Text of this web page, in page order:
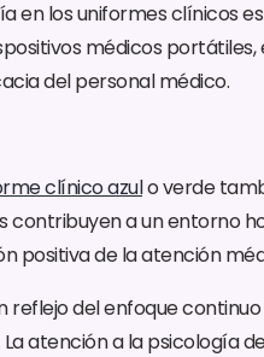
en los uniformes clínicos
médicos portátiles,
del personal médico.
clínico azulo verde
contribuyen a un entorno
positiva de la atención
reflejo del enfoque
atención a la psicología